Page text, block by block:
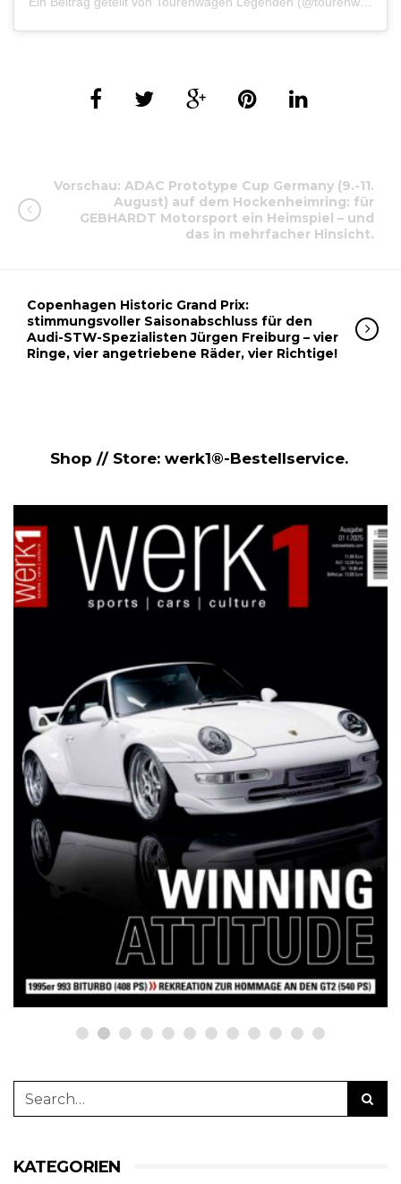
Vorschau: ADAC Prototype Cup Germany (9.-11.
August) auf dem Hockenheimring: für
GEBHARDT Motorsport ein Heimspiel – und
das in mehrfacher Hinsicht.
Copenhagen Historic Grand Prix:
stimmungsvoller Saisonabschluss für den
Audi-STW-Spezialisten Jürgen Freiburg – vier
Ringe, vier angetriebene Räder, vier Richtige!
Shop // Store: werk1®-Bestellservice.
NETZWERKEINS GO! // ONLINE-STORE BY WERK1
12 Jahre werk1® sports | cars |
culture: Bestellen Sie jetzt die
neue Sommerausgabe 01 | 2025
(erscheint am 1. Juli 2025) online
auf netzwerkeins | GO!
23. Juni 2025
KATEGORIEN